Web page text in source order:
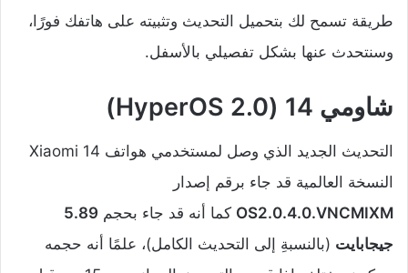
طريقة تسمح لك بتحميل التحديث وتثبيته على هاتفك فورًا،
وسنتحدث عنها بشكل تفصيلي بالأسفل.
شاومي 14 (HyperOS 2.0)
التحديث الجديد الذي وصل لمستخدمي هواتف Xiaomi 14
النسخة العالمية قد جاء برقم إصدار
OS2.0.4.0.VNCMIXM كما أنه قد جاء بحجم 5.89
جيجابايت (بالنسبةِ إلى التحديث الكامل)، علمًا أنه حجمه